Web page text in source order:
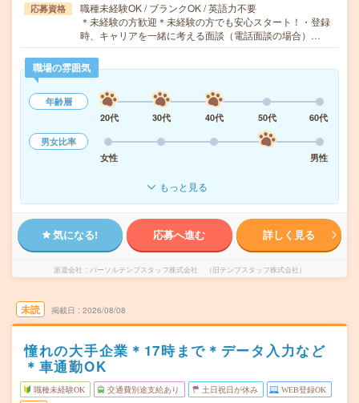
応募資格
職種未経験OK / ブランクOK / 英語力不要
＊未経験の方歓迎＊未経験の方でも安心スタート！・登録
時、キャリアを一緒に考える面談（電話面談の場合）…
職場の雰囲気
年齢層
20代
30代 40代 50代
60代
男女比率
女性
男性
もっと見る
気になる! 応募へ進む 詳しく見る
派遣会社 パーソルテンプスタッフ株式会社 （旧テンプスタッフ株式会社）
未読 掲載日 2026/08/08
憧れの大手企業＊17時まで＊データ入力など
＊車通勤OK
職種未経験OK 交通費別途支給あり 土日祝日が休み WEB登録OK